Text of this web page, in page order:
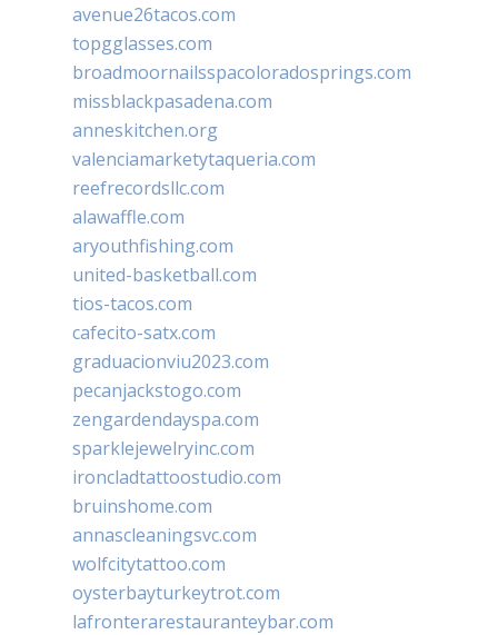
avenue26tacos.com
topgglasses.com
broadmoornailsspacoloradosprings.com
missblackpasadena.com
anneskitchen.org
valenciamarketytaqueria.com
reefrecordsllc.com
alawaffle.com
aryouthfishing.com
united-basketball.com
tios-tacos.com
cafecito-satx.com
graduacionviu2023.com
pecanjackstogo.com
zengardendayspa.com
sparklejewelryinc.com
ironcladtattoostudio.com
bruinshome.com
annascleaningsvc.com
wolfcitytattoo.com
oysterbayturkeytrot.com
lafronterarestauranteybar.com